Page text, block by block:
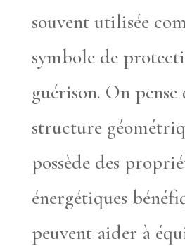
souvent utilisée
symbole de
guérison. On pense
structure
possède des
énergétiques
peuvent aider à